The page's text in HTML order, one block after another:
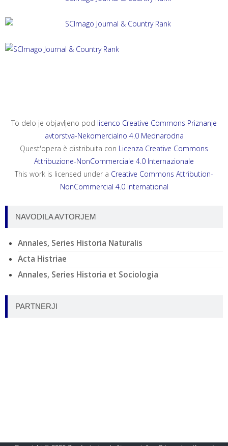
ANNALES, SERIES HISTORIA ET SOCIOLOGIA 35, 2025, 4
To delo je objavljeno pod licenco Creative Commons Priznanje
avtorstva-Nekomercialno 4.0 Mednarodna
Quest'opera è distribuita con Licenza Creative Commons
Attribuzione-NonCommerciale 4.0 Internazionale
This work is licensed under a Creative Commons Attribution-
NonCommercial 4.0 International
NAVODILA AVTORJEM
Annales, Series Historia Naturalis
Acta Histriae
Annales, Series Historia et Sociologia
PARTNERJI